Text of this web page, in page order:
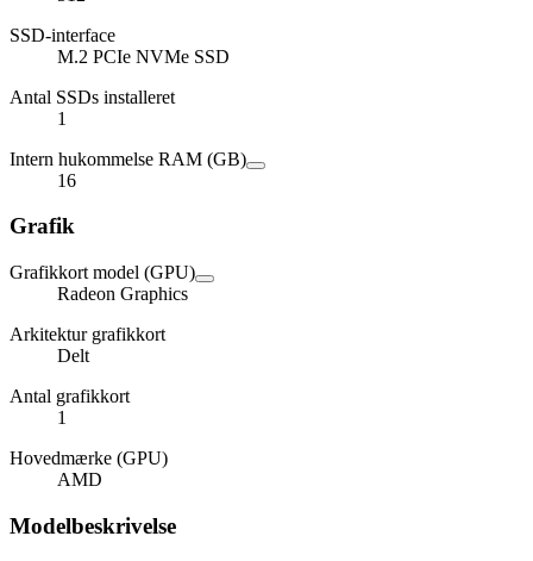
SSD-interface
M.2 PCIe NVMe SSD
Antal SSDs installeret
1
Intern hukommelse RAM (GB)
16
Grafik
Grafikkort model (GPU)
Radeon Graphics
Arkitektur grafikkort
Delt
Antal grafikkort
1
Hovedmærke (GPU)
AMD
Modelbeskrivelse